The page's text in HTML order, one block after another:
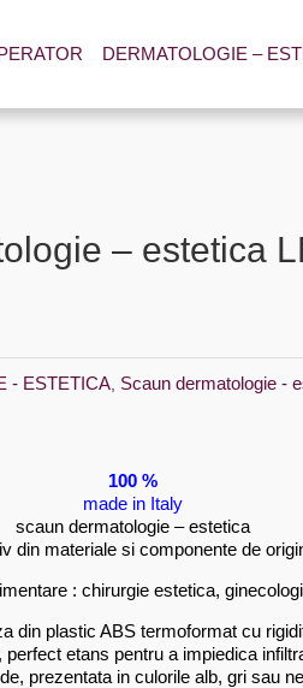
DERMATOLOGIE –
– estetica
- ESTETICA Scaun dermatologie -
100 %
made in Italy
scaun dermatologie – estetica
din materiale si componente de
: chirurgie estetica,
din plastic ABS termoformat cu
etans pentru a impiedica
prezentata in culorile alb, gri sau